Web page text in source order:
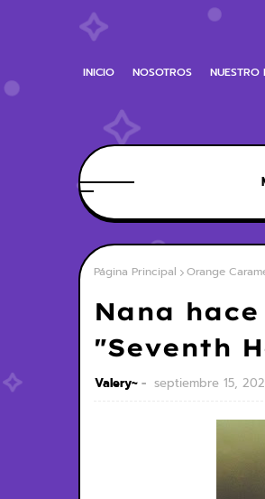
INICIO NOSOTROS NUESTRO
Página Principal Orange
Nana
"Seventh
Valery~ septiembre 15,